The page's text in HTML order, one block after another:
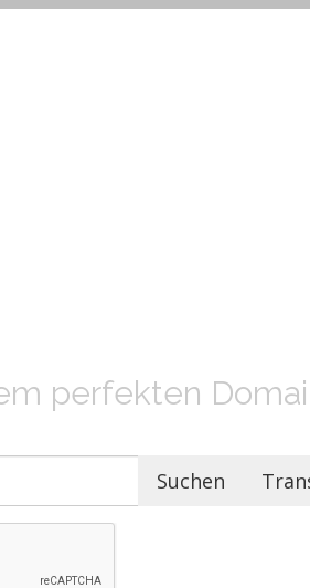
perfekten